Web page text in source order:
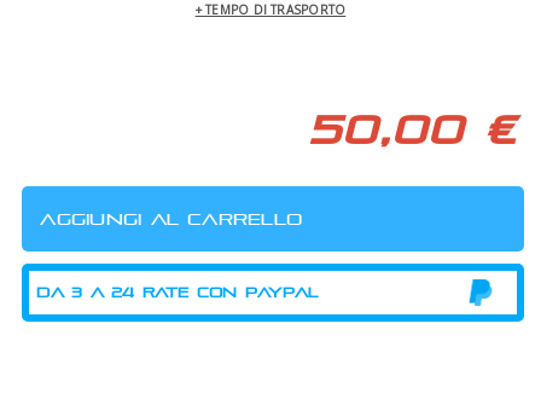
+ TEMPO DI TRASPORTO
50,00 €